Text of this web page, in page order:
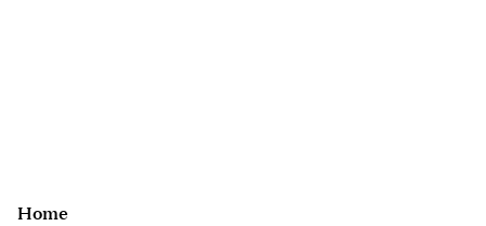
Home